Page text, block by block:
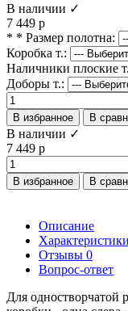
В наличии ✓
7 449 р
* * Размер полотна:
Коробка т.:
Наличники плоские
Доборы т.:
В избранное
В
В наличии ✓
7 449 р
В избранное
В
Описание
Характеристики
Отзывы 0
Вопрос-ответ
Для одностворчатой